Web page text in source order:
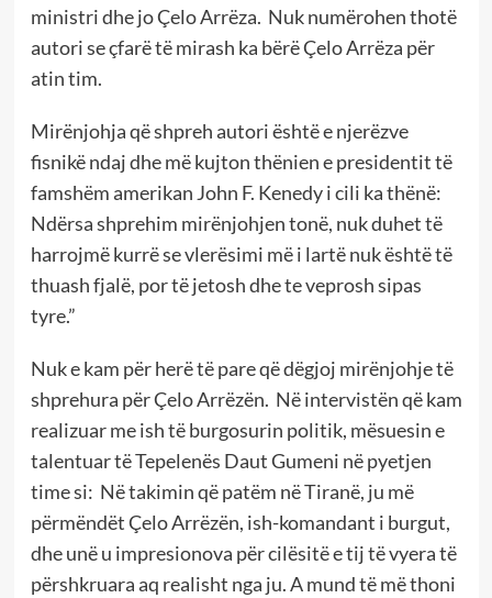
ministri dhe jo Çelo Arrëza. Nuk numërohen thotë
autori se çfarë të mirash ka bërë Çelo Arrëza për
atin tim.
Mirënjohja që shpreh autori është e njerëzve
fisnikë ndaj dhe më kujton thënien e presidentit të
famshëm amerikan John F. Kenedy i cili ka thënë:
Ndërsa shprehim mirënjohjen tonë, nuk duhet të
harrojmë kurrë se vlerësimi më i lartë nuk është të
thuash fjalë, por të jetosh dhe te veprosh sipas
tyre.”
Nuk e kam për herë të pare që dëgjoj mirënjohje të
shprehura për Çelo Arrëzën. Në intervistën që kam
realizuar me ish të burgosurin politik, mësuesin e
talentuar të Tepelenës Daut Gumeni në pyetjen
time si: Në takimin që patëm në Tiranë, ju më
përmëndët Çelo Arrëzën, ish-komandant i burgut,
dhe unë u impresionova për cilësitë e tij të vyera të
përshkruara aq realisht nga ju. A mund të më thoni